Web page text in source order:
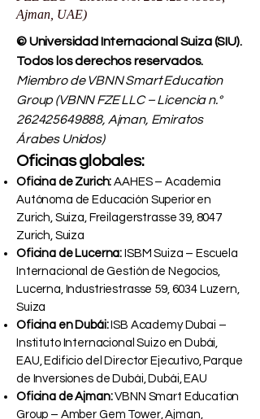
VBNN Smart Education Group (VBNN
FZE LLC – License No.
Ajman, UAE)
Miembro de VBNN Smart Education
Group (VBNN FZE LLC – Licencia n.°
262425649888, Ajman, Emiratos
Árabes Unidos)
Oficinas globales:
Oficina de Zurich: AAHES – Academia
Autónoma de Educación Superior en
Zurich, Suiza, Freilagerstrasse 39, 8047
Zurich, Suiza
Oficina de Lucerna: ISBM Suiza – Escuela
Internacional de Gestión de Negocios,
Lucerna, Industriestrasse 59, 6034 Luzern,
Suiza
Oficina en Dubái:ISB Academy Dubai –
Instituto Internacional Suizo en Dubái,
EAU, Edificio del Director Ejecutivo, Parque
de Inversiones de Dubái, Dubái, EAU